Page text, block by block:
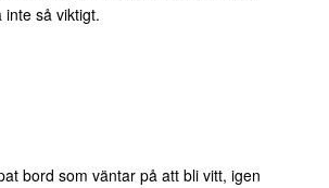
inte så viktigt.
bord som väntar på att bli vitt, igen